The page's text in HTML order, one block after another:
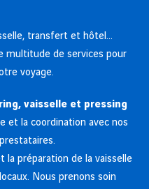
transfert et hôtel...
multitude de services pour
voyage.
vaisselle et pressing
et la coordination avec nos
préparation de la vaisselle
Nous prenons soin